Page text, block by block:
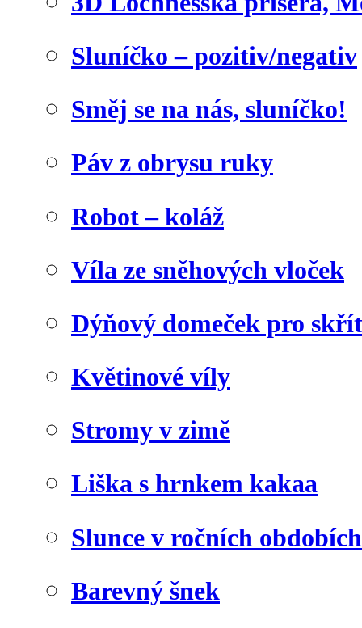
Sluníčko – pozitiv/negativ
Směj se na nás, sluníčko!
Páv z obrysu ruky
Robot – koláž
Víla ze sněhových vloček
Dýňový domeček pro
Květinové víly
Stromy v zimě
Liška s hrnkem kakaa
Slunce v ročních obdobích
Barevný šnek